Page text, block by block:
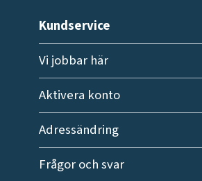
Kundservice
Vi jobbar här
Aktivera konto
Adressändring
Frågor och svar